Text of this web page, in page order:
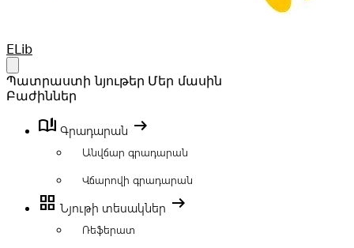
Your Company
ELib
Պատրաստի նյութեր Մեր մասին
Բաժիններ
book_ribbon Գրադարան arrow_right_alt
Անվճար գրադարան
Վճարովի գրադարան
grid_view Նյութի տեսակներ arrow_right_alt
Ռեֆերատ